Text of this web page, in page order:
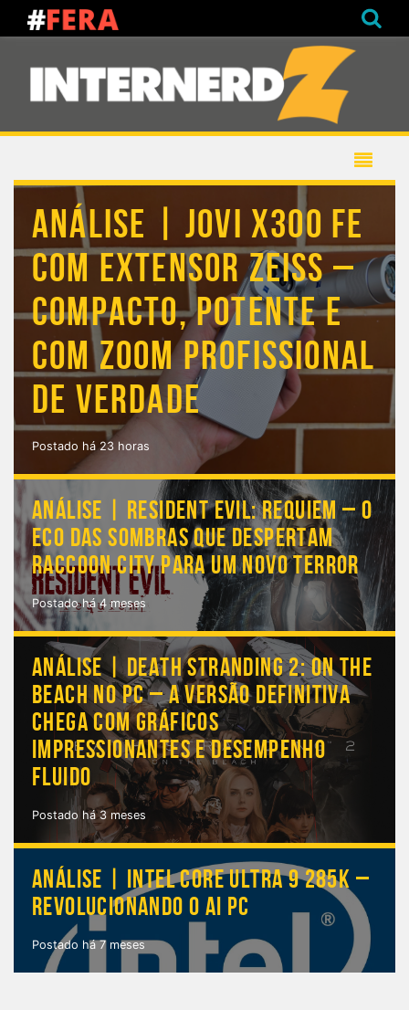
ANÁLISE | JOVI X300 FE
COM EXTENSOR ZEISS –
COMPACTO, POTENTE E
COM ZOOM PROFISSIONAL
DE VERDADE
Postado há 23 horas
ANÁLISE | RESIDENT EVIL: REQUIEM – O
ECO DAS SOMBRAS QUE DESPERTAM
RACCOON CITY PARA UM NOVO TERROR
Postado há 4 meses
ANÁLISE | DEATH STRANDING 2: ON THE
BEACH NO PC – A VERSÃO DEFINITIVA
CHEGA COM GRÁFICOS
IMPRESSIONANTES E DESEMPENHO
FLUIDO
Postado há 3 meses
ANÁLISE | INTEL CORE ULTRA 9 285K –
REVOLUCIONANDO O AI PC
Postado há 7 meses